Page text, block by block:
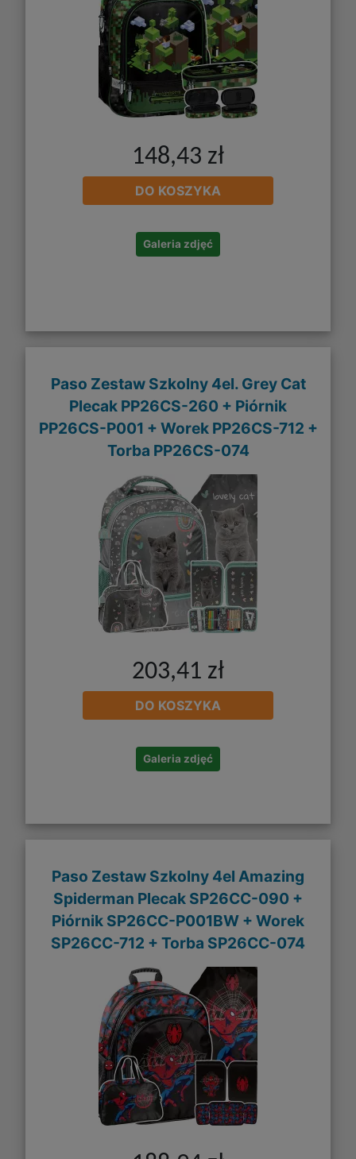
148,43 zł
DO KOSZYKA
Galeria zdjęć
Paso Zestaw Szkolny 4el. Grey Cat
Plecak PP26CS-260 + Piórnik
PP26CS-P001 + Worek PP26CS-712 +
Torba PP26CS-074
203,41 zł
DO KOSZYKA
Galeria zdjęć
Paso Zestaw Szkolny 4el Amazing
Spiderman Plecak SP26CC-090 +
Piórnik SP26CC-P001BW + Worek
SP26CC-712 + Torba SP26CC-074